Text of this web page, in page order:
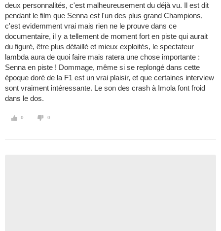
deux personnalités, c'est malheureusement du déjà vu. Il est dit
pendant le film que Senna est l'un des plus grand Champions,
c'est evidemment vrai mais rien ne le prouve dans ce
documentaire, il y a tellement de moment fort en piste qui aurait
du figuré, être plus détaillé et mieux exploités, le spectateur
lambda aura de quoi faire mais ratera une chose importante :
Senna en piste ! Dommage, même si se replongé dans cette
époque doré de la F1 est un vrai plaisir, et que certaines interview
sont vraiment intéressante. Le son des crash à Imola font froid
dans le dos.
0 0